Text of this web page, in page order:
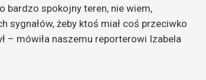
bardzo spokojny teren, nie wiem,
sygnałów, żeby ktoś miał coś przeciwko
– mówiła naszemu reporterowi Izabela